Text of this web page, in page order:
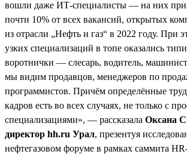
вошли даже ИТ-специалисты — на них
почти 10% от всех вакансий, открытых
из отрасли „Нефть и газ“ в 2022 году. При
узких специализаций в топе оказались
воротнички — слесарь, водитель,
мы видим продавцов, менеджеров по
программистов. Причём определённые
кадров есть во всех случаях, не только с
специализациями», — рассказала Оксана
директор hh.ru Урал, презентуя
нефтегазовом форуме в рамках саммита